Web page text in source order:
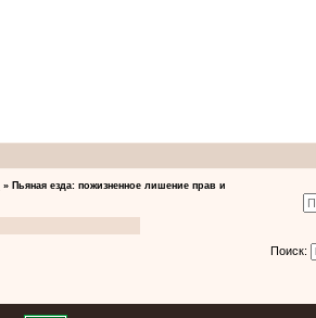
» Пьяная езда: пожизненное лишение прав и
Поиск: